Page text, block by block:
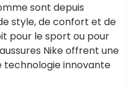
sont depuis
style, de confort et de
pour le sport ou pour
Nike offrent une
innovante